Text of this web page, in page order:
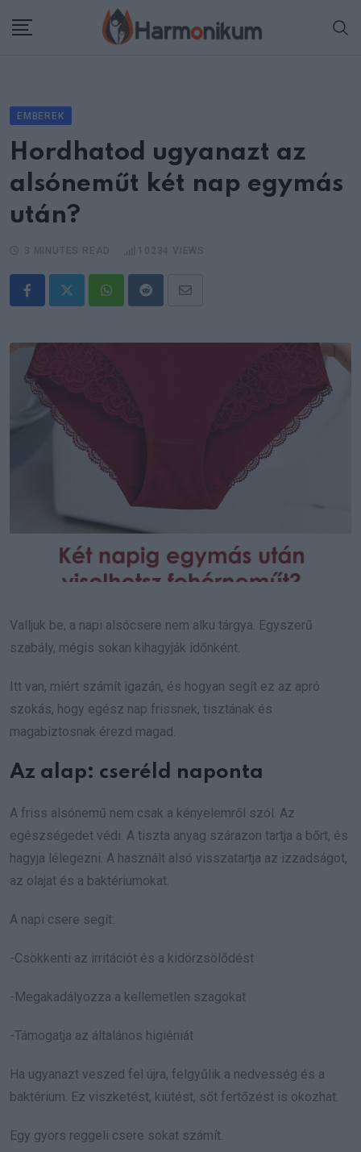
EMBEREK
Hordhatod ugyanazt az
alsóneműt két nap egymás
után?
WhatsappRedditShare
Email
Valljuk be, a napi alsócsere nem alku tárgya. Egyszerű
szabály, mégis sokan kihagyják időnként.
Itt van, miért számít igazán, és hogyan segít ez az apró
szokás, hogy egész nap frissnek, tisztának és
magabiztosnak érezd magad.
Az alap: cseréld naponta
A friss alsónemű nem csak a kényelemről szól. Az
egészségedet védi. A tiszta anyag szárazon tartja a bőrt, és
hagyja lélegezni. A használt alsó visszatartja az izzadságot,
az olajat és a baktériumokat.
A napi csere segít:
-Csökkenti az irritációt és a kidörzsölődést
-Megakadályozza a kellemetlen szagokat
-Támogatja az általános higiéniát
Ha ugyanazt veszed fel újra, felgyűlik a nedvesség és a
baktérium. Ez viszketést, kiütést, sőt fertőzést is okozhat.
Egy gyors reggeli csere sokat számít.